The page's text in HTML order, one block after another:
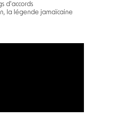
d'accords
la légende jamaïcaine